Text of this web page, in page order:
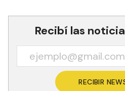
Recibí las
RECIBIR